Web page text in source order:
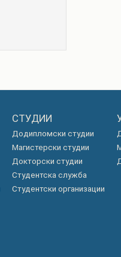
СТУДИИ
Додипломски студии
Магистерски студии
Докторски студии
Студентска служба
Студентски организации